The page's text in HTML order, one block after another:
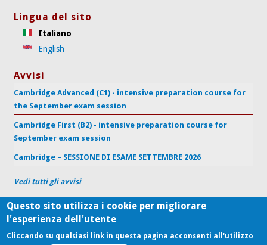
Lingua del sito
Italiano
English
Avvisi
Cambridge Advanced (C1) - intensive preparation course for
the September exam session
Cambridge First (B2) - intensive preparation course for
September exam session
Cambridge – SESSIONE DI ESAME SETTEMBRE 2026
Vedi tutti gli avvisi
Centro di Supporto per l'Apprendimento delle Lingue
Università Politecnica delle Marche
Questo sito utilizza i cookie per migliorare
l'esperienza dell'utente
Cliccando su qualsiasi link in questa pagina acconsenti all'utilizzo